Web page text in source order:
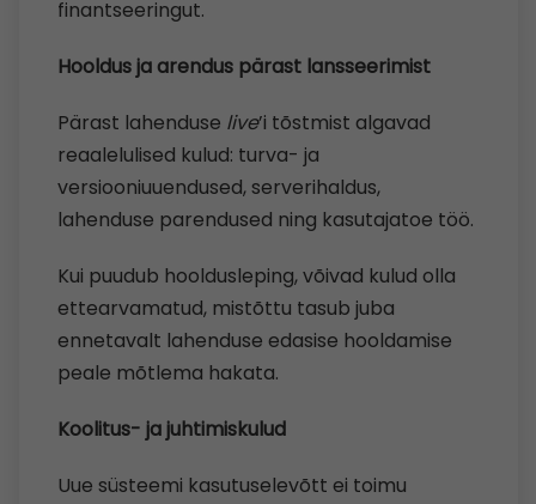
finantseeringut.
Hooldus ja arendus pärast lansseerimist
Pärast lahenduse live’i tõstmist algavad
reaalelulised kulud: turva- ja
versiooniuuendused, serverihaldus,
lahenduse parendused ning kasutajatoe töö.
Kui puudub hooldusleping, võivad kulud olla
ettearvamatud, mistõttu tasub juba
ennetavalt lahenduse edasise hooldamise
peale mõtlema hakata.
Koolitus- ja juhtimiskulud
Uue süsteemi kasutuselevõtt ei toimu